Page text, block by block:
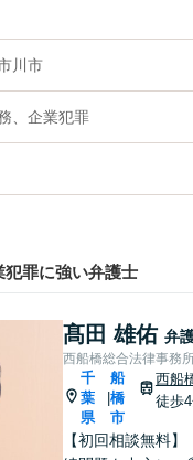
川市
、企業犯罪
罪に強い弁護士
髙田 雄佑 弁
西船橋総合法律事務
千
葉
県
|
船
橋
市
西船
徒歩
【初回相談無料